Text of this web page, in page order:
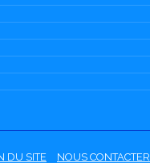
DU SITE NOUS CONTACTER